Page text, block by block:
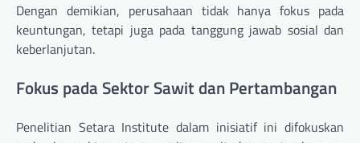
Dengan demikian, perusahaan tidak hanya fokus pada
keuntungan, tetapi juga pada tanggung jawab sosial dan
keberlanjutan.
Fokus pada Sektor Sawit dan Pertambangan
Penelitian Setara Institute dalam inisiatif ini difokuskan